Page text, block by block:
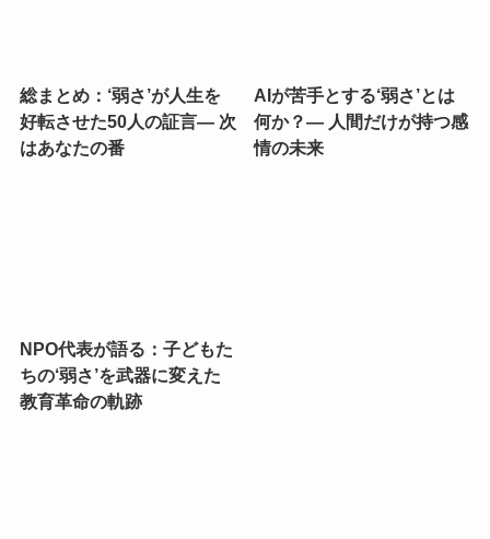
総まとめ：‘弱さ’が人生を
好転させた50人の証言— 次
はあなたの番
AIが苦手とする‘弱さ’とは
何か？— 人間だけが持つ感
情の未来
NPO代表が語る：子どもた
ちの‘弱さ’を武器に変えた
教育革命の軌跡